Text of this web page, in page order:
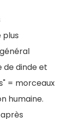
plus
de dinde et
= morceaux
humaine.